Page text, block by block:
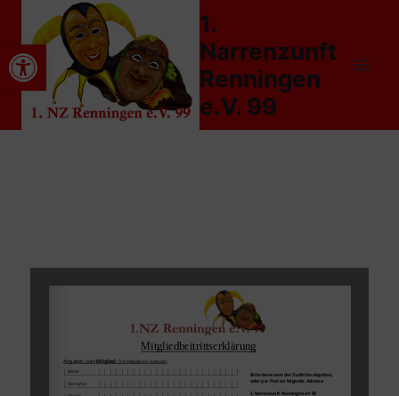
Werkzeugleiste öffnen
1.
Narrenzunft
Renningen
e.V. 99
Mitgliedsantrag